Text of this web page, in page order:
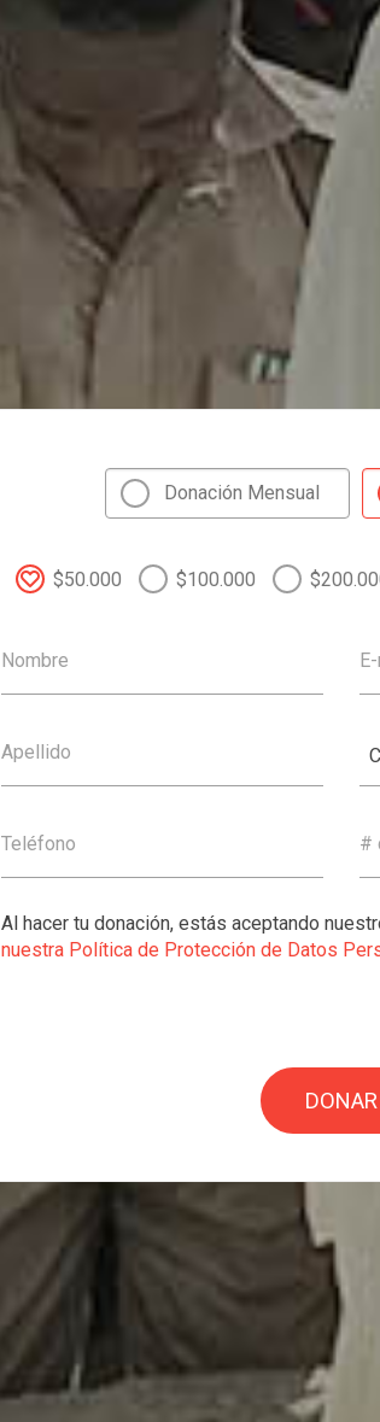
Donación Mensual
$50.000 $100.000
Nombre
Apellido
Teléfono #
Al hacer tu donación, estás aceptando
nuestra Política de Protección de Datos
DONAR